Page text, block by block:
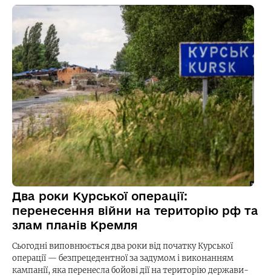
Два роки Курської операції:
перенесення війни на територію рф та
злам планів Кремля
Сьогодні виповнюється два роки від початку Курської
операції — безпрецедентної за задумом і виконанням
кампанії, яка перенесла бойові дії на територію держави-